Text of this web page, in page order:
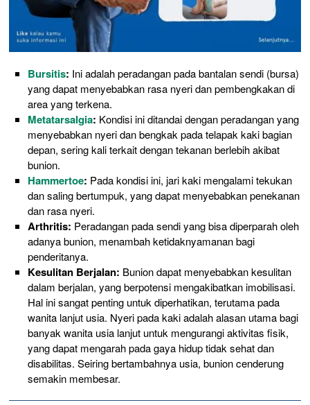
Bursitis: Ini adalah peradangan pada bantalan sendi (bursa)
yang dapat menyebabkan rasa nyeri dan pembengkakan di
area yang terkena.
Metatarsalgia: Kondisi ini ditandai dengan peradangan yang
menyebabkan nyeri dan bengkak pada telapak kaki bagian
depan, sering kali terkait dengan tekanan berlebih akibat
bunion.
Hammertoe: Pada kondisi ini, jari kaki mengalami tekukan
dan saling bertumpuk, yang dapat menyebabkan penekanan
dan rasa nyeri.
Arthritis: Peradangan pada sendi yang bisa diperparah oleh
adanya bunion, menambah ketidaknyamanan bagi
penderitanya.
Kesulitan Berjalan: Bunion dapat menyebabkan kesulitan
dalam berjalan, yang berpotensi mengakibatkan imobilisasi.
Hal ini sangat penting untuk diperhatikan, terutama pada
wanita lanjut usia. Nyeri pada kaki adalah alasan utama bagi
banyak wanita usia lanjut untuk mengurangi aktivitas fisik,
yang dapat mengarah pada gaya hidup tidak sehat dan
disabilitas. Seiring bertambahnya usia, bunion cenderung
semakin membesar.